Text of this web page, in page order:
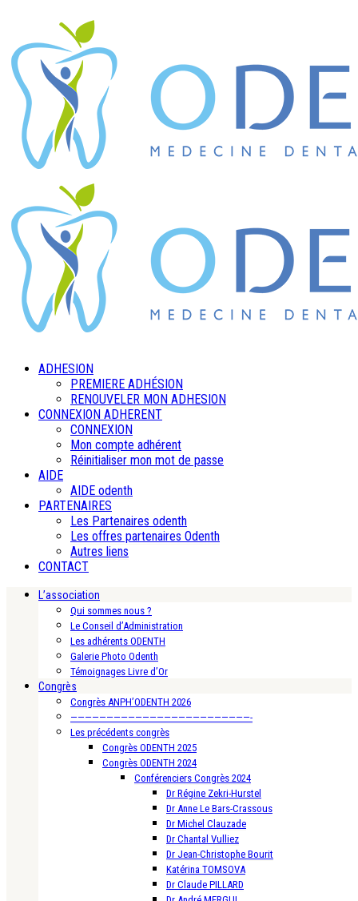
ADHESION
PREMIERE ADHÉSION
RENOUVELER MON ADHESION
CONNEXION ADHERENT
CONNEXION
Mon compte adhérent
Réinitialiser mon mot de passe
AIDE
AIDE odenth
PARTENAIRES
Les Partenaires odenth
Les offres partenaires Odenth
Autres liens
CONTACT
L’association
Qui sommes nous ?
Le Conseil d’Administration
Les adhérents ODENTH
Galerie Photo Odenth
Témoignages Livre d’Or
Congrès
Congrès ANPH’ODENTH 2026
—————————————————————————-
Les précédents congrès
Congrès ODENTH 2025
Congrès ODENTH 2024
Conférenciers Congrès 2024
Dr Régine Zekri-Hurstel
Dr Anne Le Bars-Crassous
Dr Michel Clauzade
Dr Chantal Vulliez
Dr Jean-Christophe Bourit
Katérina TOMSOVA
Dr Claude PILLARD